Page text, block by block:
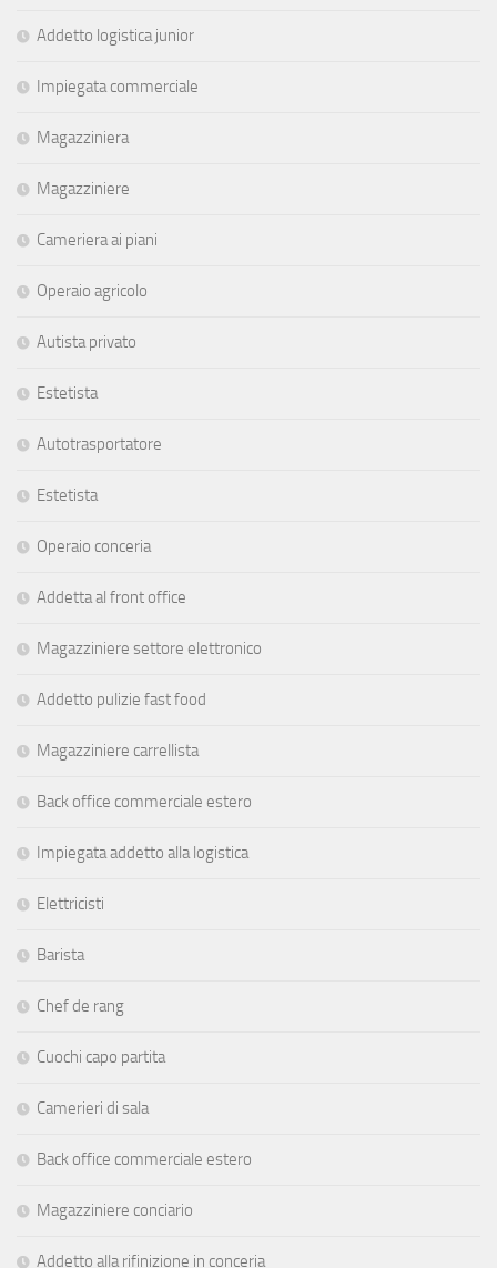
Addetto logistica junior
Impiegata commerciale
Magazziniera
Magazziniere
Cameriera ai piani
Operaio agricolo
Autista privato
Estetista
Autotrasportatore
Estetista
Operaio conceria
Addetta al front office
Magazziniere settore elettronico
Addetto pulizie fast food
Magazziniere carrellista
Back office commerciale estero
Impiegata addetto alla logistica
Elettricisti
Barista
Chef de rang
Cuochi capo partita
Camerieri di sala
Back office commerciale estero
Magazziniere conciario
Addetto alla rifinizione in conceria